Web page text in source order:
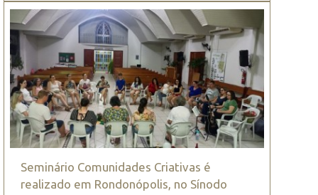
Seminário Comunidades Criativas é
realizado em Rondonópolis, no Sínodo